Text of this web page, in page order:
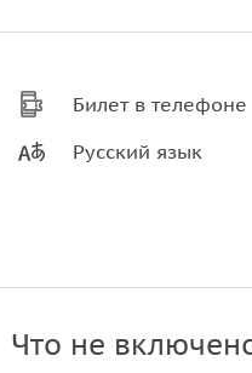
Билет в телефоне
Русский язык
Что не